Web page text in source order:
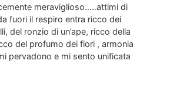
meraviglioso…..attimi di
fuori il respiro entra ricco dei
del ronzio di un’ape, ricco della
del profumo dei fiori , armonia
pervadono e mi sento unificata